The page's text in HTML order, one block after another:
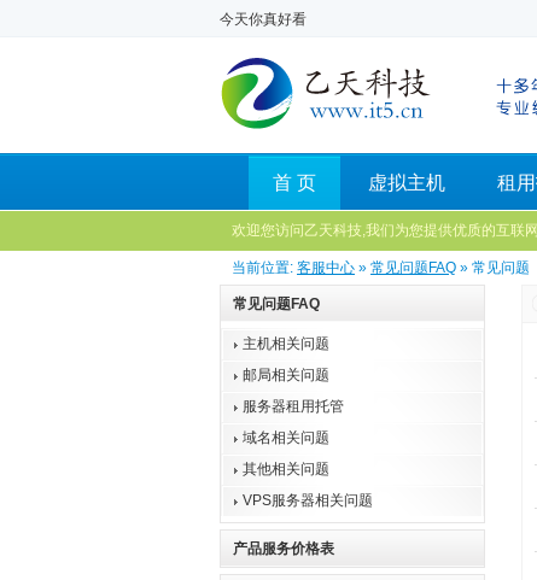
今天你真好看
首 页 虚拟主机 租
欢迎您访问乙天科技,我们为您提供优质的互联
当前位置: 客服中心 » 常见问题FAQ » 常见问题
常见问题FAQ
主机相关问题
邮局相关问题
服务器租用托管
域名相关问题
其他相关问题
VPS服务器相关问题
产品服务价格表